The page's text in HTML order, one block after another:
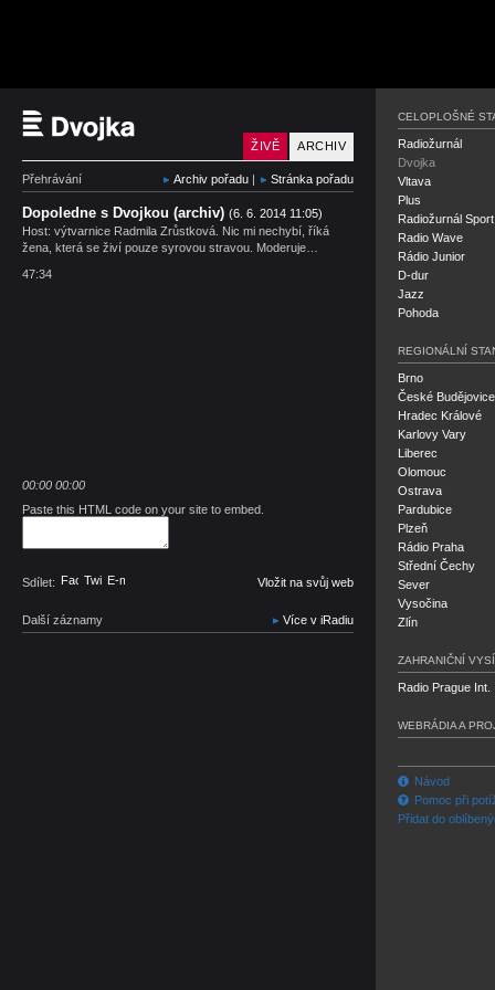
Český rozhlas Dvojka
ARCHIV
ŽIVĚ
Přehrávání Archiv pořadu | Stránka pořadu
Dopoledne s Dvojkou (archiv) (6. 6. 2014 11:05)
Host: výtvarnice Radmila Zrůstková. Nic mi nechybí, říká
žena, která se živí pouze syrovou stravou. Moderuje…
47:34
00:00 00:00
Paste this HTML code on your site to embed.
Sdílet: Facebook
TwitterE-mail Vložit na svůj web
Další záznamy Více v iRadiu
CELOPLOŠNÉ
Radiožurnál
Dvojka
Vltava
Plus
Radiožurnál Sport
Radio Wave
Rádio Junior
D-dur
Jazz
Pohoda
REGIONÁLNÍ
Brno
České Budějovice
Hradec Králové
Karlovy Vary
Liberec
Olomouc
Ostrava
Pardubice
Plzeň
Rádio Praha
Střední Čechy
Sever
Vysočina
Zlín
ZAHRANIČNÍ
Radio Prague Int.
WEBRÁDIA A
Návod
Pomoc při
Přidat do